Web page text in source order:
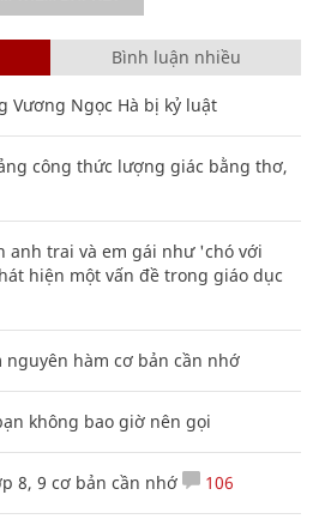
Bình luận nhiều
Vương Ngọc Hà bị kỷ luật
công thức lượng giác bằng thơ,
anh trai và em gái như 'chó với
hiện một vấn đề trong giáo dục
nguyên hàm cơ bản cần nhớ
không bao giờ nên gọi
8, 9 cơ bản cần nhớ 106